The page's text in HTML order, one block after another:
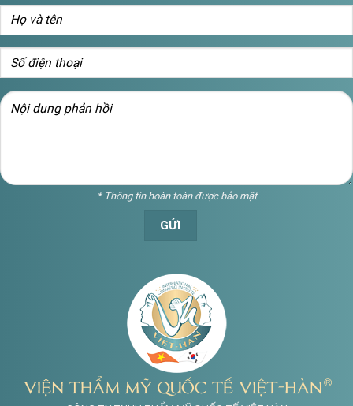
* Thông tin hoàn toàn được bảo mật